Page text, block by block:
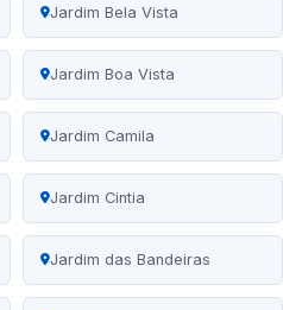
Jardim Bela Vista
Jardim Boa Vista
Jardim Camila
Jardim Cintia
Jardim das Bandeiras